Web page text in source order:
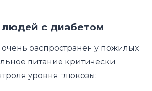
с диабетом
очень распространён у пожилых
питание критически
уровня глюкозы: